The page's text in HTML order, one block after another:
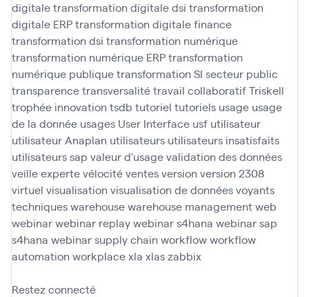
digitaletransformation digitale dsi transformation
digitale ERPtransformation digitale finance
transformation dsi transformation numérique
transformation numérique ERPtransformation
numérique publiquetransformation SI secteur public
transparencetransversalitétravail collaboratifTriskell
trophée innovation tsdb tutoriel tutoriels usage usage
de la donnée usages User Interface usf utilisateur
utilisateur Anaplan utilisateurs utilisateurs insatisfaits
utilisateurs sap valeur d'usagevalidation des données
veille expertevélocitéventesversion version 2308
virtuel visualisation visualisation de donnéesvoyants
techniqueswarehousewarehouse managementweb
webinarwebinar replaywebinar s4hana webinar sap
s4hana webinar supply chain workflowworkflow
automation workplacexla xlaszabbix
Restez connecté